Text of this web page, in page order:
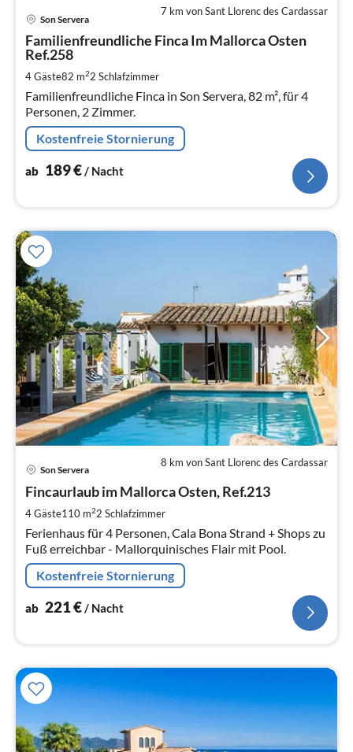
7 km von Sant Llorenc des Cardassar
Son Servera
Familienfreundliche Finca Im Mallorca Osten
Ref.258
4 Gäste82 m22 Schlafzimmer
Familienfreundliche Finca in Son Servera, 82 m², für 4
Personen, 2 Zimmer.
Kostenfreie Stornierung
ab 189€/ Nacht
8 km von Sant Llorenc des Cardassar
Son Servera
Fincaurlaub im Mallorca Osten, Ref.213
4 Gäste110 m22 Schlafzimmer
Ferienhaus für 4 Personen, Cala Bona Strand + Shops zu
Fuß erreichbar - Mallorquinisches Flair mit Pool.
Kostenfreie Stornierung
ab 221€ / Nacht